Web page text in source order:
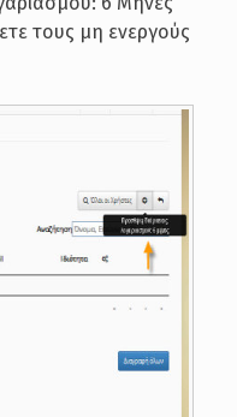
τους μη ενεργούς